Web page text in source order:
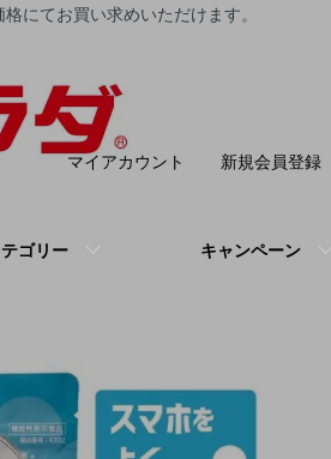
にてお買い求めいただけます。
ゴリー キャンペーン
マイアカウント 新規会員登録